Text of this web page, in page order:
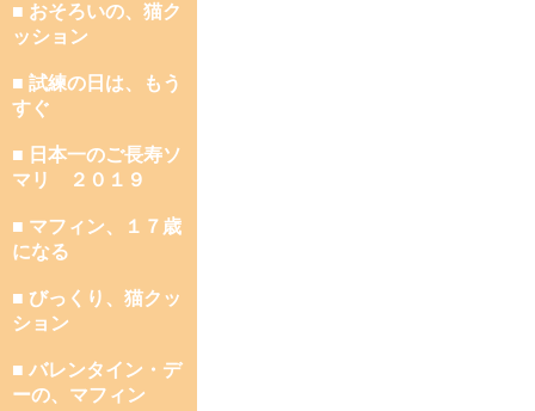
■ おそろいの、猫ク
ッション
■ 試練の日は、もう
すぐ
■ 日本一のご長寿ソ
マリ ２０１９
■ マフィン、１７歳
になる
■ びっくり、猫クッ
ション
■ バレンタイン・デ
ーの、マフィン